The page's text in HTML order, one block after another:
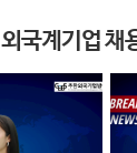
외국계기업 채